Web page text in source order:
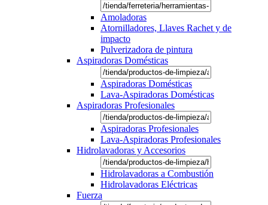
Amoladoras
Atornilladores, Llaves Rachet y de
impacto
Pulverizadora de pintura
Aspiradoras Domésticas
Aspiradoras Domésticas
Lava-Aspiradoras Domésticas
Aspiradoras Profesionales
Aspiradoras Profesionales
Lava-Aspiradoras Profesionales
Hidrolavadoras y Accesorios
Hidrolavadoras a Combustión
Hidrolavadoras Eléctricas
Fuerza